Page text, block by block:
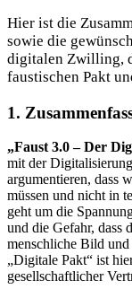
Hier ist die
sowie die
digitalen Zwilling,
faustischen Pakt
1.
„Faust 3.0 – Der
mit der
argumentieren, dass
müssen und nicht in
geht um die
und die Gefahr, dass
menschliche Bild
„Digitale Pakt“ ist
gesellschaftlicher